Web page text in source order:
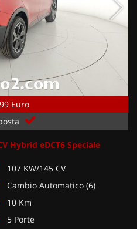
Euro
Hybrid eDCT6 Speciale
107 KW/145 CV
Cambio Automatico (6)
10 Km
5 Porte